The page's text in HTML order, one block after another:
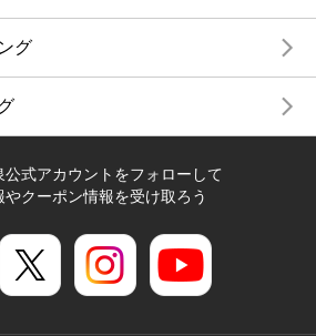
グ
公式アカウントをフォローして
やクーポン情報を受け取ろう